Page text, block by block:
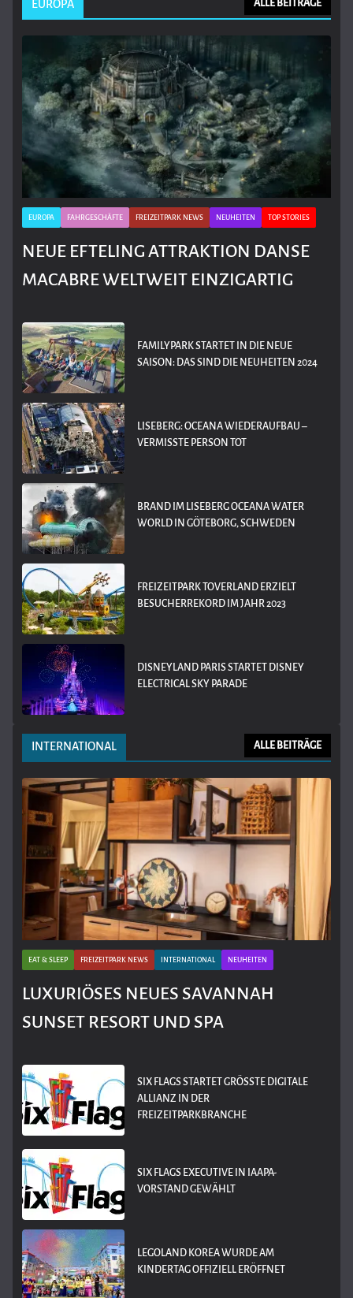
EUROPA ALLE BEITRÄGE
EUROPA FAHRGESCHÄFTE FREIZEITPARK NEWS NEUHEITEN TOP STORIES
NEUE EFTELING ATTRAKTION DANSE
MACABRE WELTWEIT EINZIGARTIG
FAMILYPARK STARTET IN DIE NEUE
SAISON: DAS SIND DIE NEUHEITEN 2024
LISEBERG: OCEANA WIEDERAUFBAU –
VERMISSTE PERSON TOT
BRAND IM LISEBERG OCEANA WATER
WORLD IN GÖTEBORG, SCHWEDEN
FREIZEITPARK TOVERLAND ERZIELT
BESUCHERREKORD IM JAHR 2023
DISNEYLAND PARIS STARTET DISNEY
ELECTRICAL SKY PARADE
INTERNATIONAL ALLE BEITRÄGE
EAT & SLEEP FREIZEITPARK NEWS INTERNATIONAL NEUHEITEN
LUXURIÖSES NEUES SAVANNAH
SUNSET RESORT UND SPA
SIX FLAGS STARTET GRÖSSTE DIGITALE A
LLIANZ IN DER F
REIZEITPARKBRANCHE
SIX FLAGS EXECUTIVE IN IAAPA-
VORSTAND GEWÄHLT
LEGOLAND KOREA WURDE AM
KINDERTAG OFFIZIELL ERÖFFNET